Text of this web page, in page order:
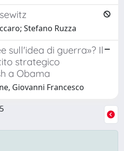
Stefano Ruzza
sull'idea di guerra»? Il
strategico
a Obama
Giovanni Francesco